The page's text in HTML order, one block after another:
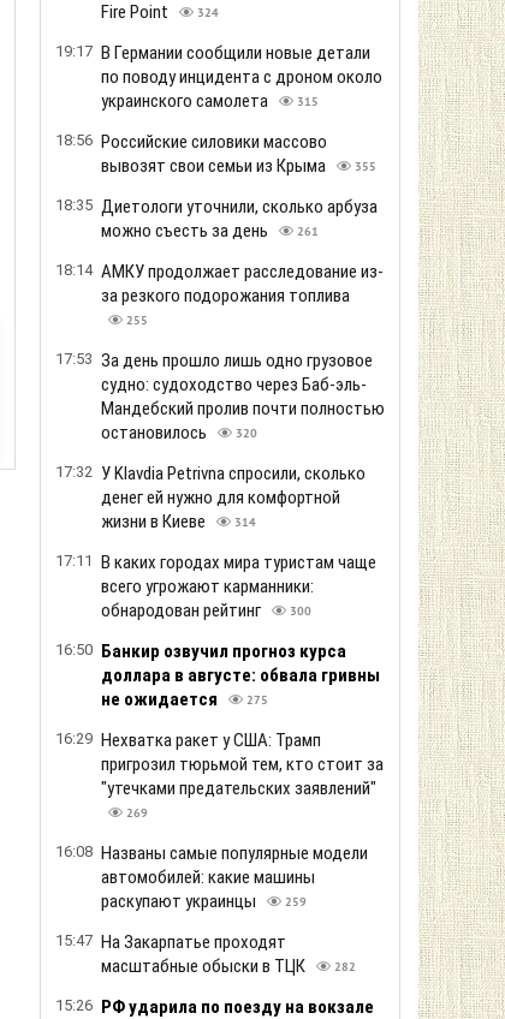
Fire Point
324
19:17 В Германии сообщили новые детали
по поводу инцидента с дроном около
украинского самолета
315
18:56 Российские силовики массово
вывозят свои семьи из Крыма
355
18:35 Диетологи уточнили, сколько арбуза
можно съесть за день
261
18:14 АМКУ продолжает расследование из-
за резкого подорожания топлива
255
17:53 За день прошло лишь одно грузовое
судно: судоходство через Баб-эль-
Мандебский пролив почти полностью
остановилось
320
17:32 У Klavdia Petrivna спросили, сколько
денег ей нужно для комфортной
жизни в Киеве
314
17:11 В каких городах мира туристам чаще
всего угрожают карманники:
обнародован рейтинг
300
16:50 Банкир озвучил прогноз курса
доллара в августе: обвала гривны
не ожидается
275
16:29 Нехватка ракет у США: Трамп
пригрозил тюрьмой тем, кто стоит за
"утечками предательских заявлений"
269
16:08 Названы самые популярные модели
автомобилей: какие машины
раскупают украинцы
259
15:47 На Закарпатье проходят
масштабные обыски в ТЦК
282
15:26 РФ ударила по поезду на вокзале